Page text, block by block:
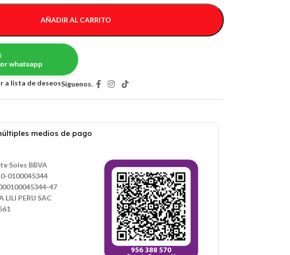
AÑADIR AL CARRITO
whatsapp
a lista de deseosSíguenos.
medios de pago
Soles BBVA
0100045344
47
LILI PERU SAC